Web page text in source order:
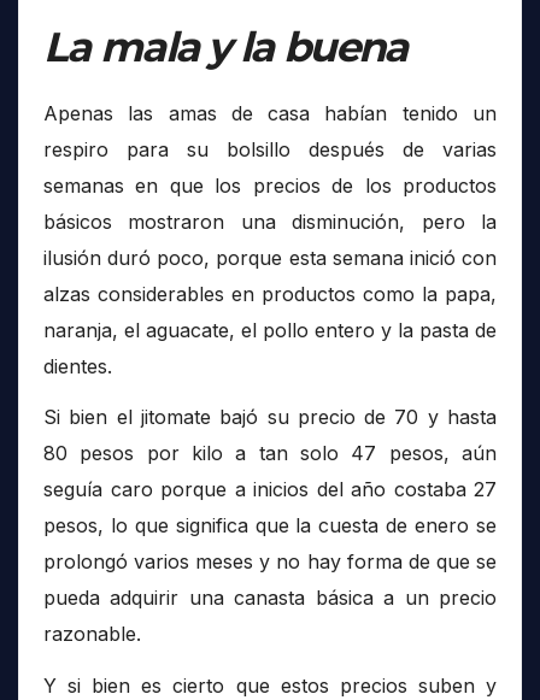
La mala y la buena
Apenas las amas de casa habían tenido un
respiro para su bolsillo después de varias
semanas en que los precios de los productos
básicos mostraron una disminución, pero la
ilusión duró poco, porque esta semana inició con
alzas considerables en productos como la papa,
naranja, el aguacate, el pollo entero y la pasta de
dientes.
Si bien el jitomate bajó su precio de 70 y hasta
80 pesos por kilo a tan solo 47 pesos, aún
seguía caro porque a inicios del año costaba 27
pesos, lo que significa que la cuesta de enero se
prolongó varios meses y no hay forma de que se
pueda adquirir una canasta básica a un precio
razonable.
Y si bien es cierto que estos precios suben y